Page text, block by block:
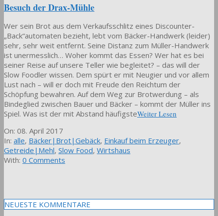
Besuch der Drax-Mühle
Wer sein Brot aus dem Verkaufsschlitz eines Discounter-
„Back“automaten bezieht, lebt vom Bäcker-Handwerk (leider)
sehr, sehr weit entfernt. Seine Distanz zum Müller-Handwerk
ist unermesslich… Woher kommt das Essen? Wer hat es bei
seiner Reise auf unsere Teller wie begleitet? – das will der
Slow Foodler wissen. Dem spürt er mit Neugier und vor allem
Lust nach – will er doch mit Freude den Reichtum der
Schöpfung bewahren. Auf dem Weg zur Brotwerdung – als
Bindeglied zwischen Bauer und Bäcker – kommt der Müller ins
Spiel. Was ist der mit Abstand häufigsteWeiter Lesen
2017-
04-
08
On: 08. April 2017
In: alle, Bäcker|Brot|Gebäck, Einkauf beim Erzeuger,
Getreide|Mehl, Slow Food, Wirtshaus
With: 0 Comments
NEUESTE KOMMENTARE